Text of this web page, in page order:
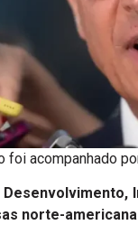
foi acompanhado
norte-